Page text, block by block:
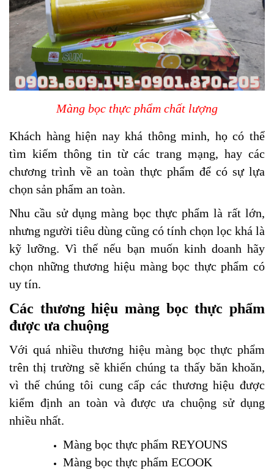
Màng bọc thực phẩm chất lượng
Khách hàng hiện nay khá thông minh, họ có thể
tìm kiếm thông tin từ các trang mạng, hay các
chương trình về an toàn thực phẩm để có sự lựa
chọn sản phẩm an toàn.
Nhu cầu sử dụng màng bọc thực phẩm là rất lớn,
nhưng người tiêu dùng cũng có tính chọn lọc khá là
kỹ lưỡng. Vì thế nếu bạn muốn kinh doanh hãy
chọn những thương hiệu màng bọc thực phẩm có
uy tín.
Các thương hiệu màng bọc thực phẩm
được ưa chuộng
Với quá nhiều thương hiệu màng bọc thực phẩm
trên thị trường sẽ khiến chúng ta thấy băn khoăn,
vì thế chúng tôi cung cấp các thương hiệu được
kiểm định an toàn và được ưa chuộng sử dụng
nhiều nhất.
Màng bọc thực phẩm REYOUNS
Màng bọc thực phẩm ECOOK